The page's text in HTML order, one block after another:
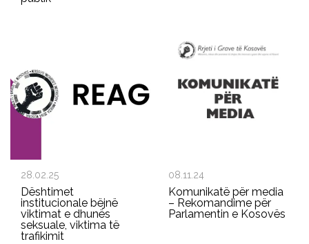
28.02.25
Dështimet
institucionale bëjnë
viktimat e dhunës
seksuale, viktima të
trafikimit
08.11.24
Komunikatë për media
– Rekomandime për
Parlamentin e Kosovës